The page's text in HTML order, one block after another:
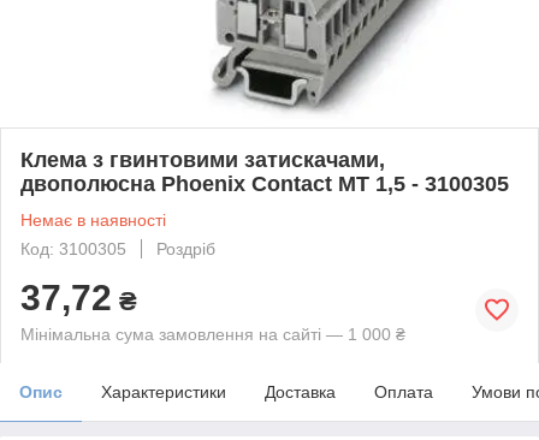
Клема з гвинтовими затискачами,
двополюсна Phoenix Contact MT 1,5 - 3100305
Немає в наявності
Код: 3100305
Роздріб
37,72 ₴
Мінімальна сума замовлення на сайті — 1 000 ₴
Опис Характеристики Доставка Оплата Умови